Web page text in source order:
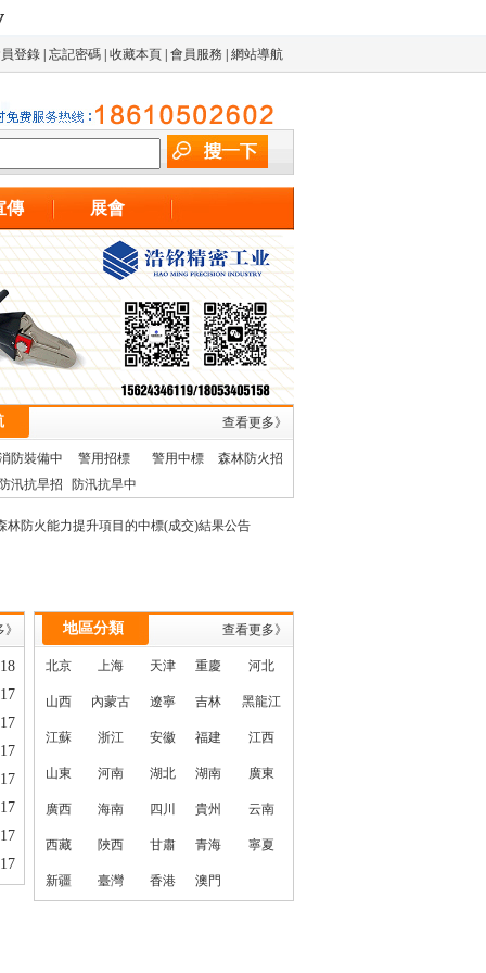
登錄 忘記密碼 收藏本頁 會員服務 網站導航
傳 展會
查看更多》
防裝備中
標
警用招標 警用中標
森林防火招
汛抗旱招
防汛抗旱中
地區分類 查看更多》
北京 上海 天津 重慶 河北
山西 內蒙古 遼寧 吉林 黑龍江
江蘇 浙江 安徽 福建 江西
山東 河南 湖北 湖南 廣東
廣西 海南 四川 貴州 云南
西藏 陜西 甘肅 青海 寧夏
新疆 臺灣 香港 澳門
林防火能力提升項目的中標(成交)結果公告